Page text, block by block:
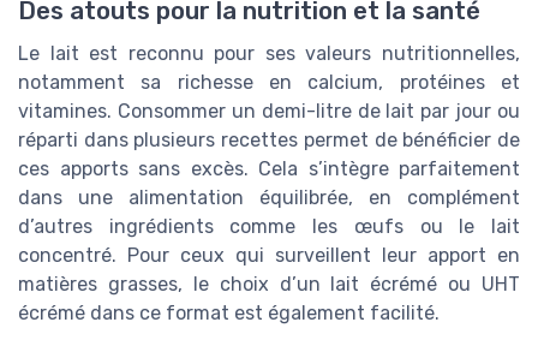
Des atouts pour la nutrition et la santé
Le lait est reconnu pour ses valeurs nutritionnelles,
notamment sa richesse en calcium, protéines et
vitamines. Consommer un demi-litre de lait par jour ou
réparti dans plusieurs recettes permet de bénéficier de
ces apports sans excès. Cela s’intègre parfaitement
dans une alimentation équilibrée, en complément
d’autres ingrédients comme les œufs ou le lait
concentré. Pour ceux qui surveillent leur apport en
matières grasses, le choix d’un lait écrémé ou UHT
écrémé dans ce format est également facilité.